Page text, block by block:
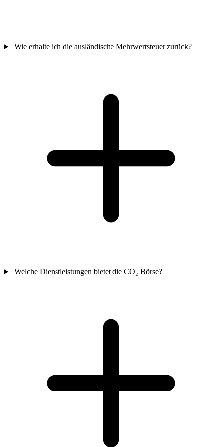
Wie erhalte ich die ausländische Mehrwertsteuer zurück?
Welche Dienstleistungen bietet die CO₂ Börse?